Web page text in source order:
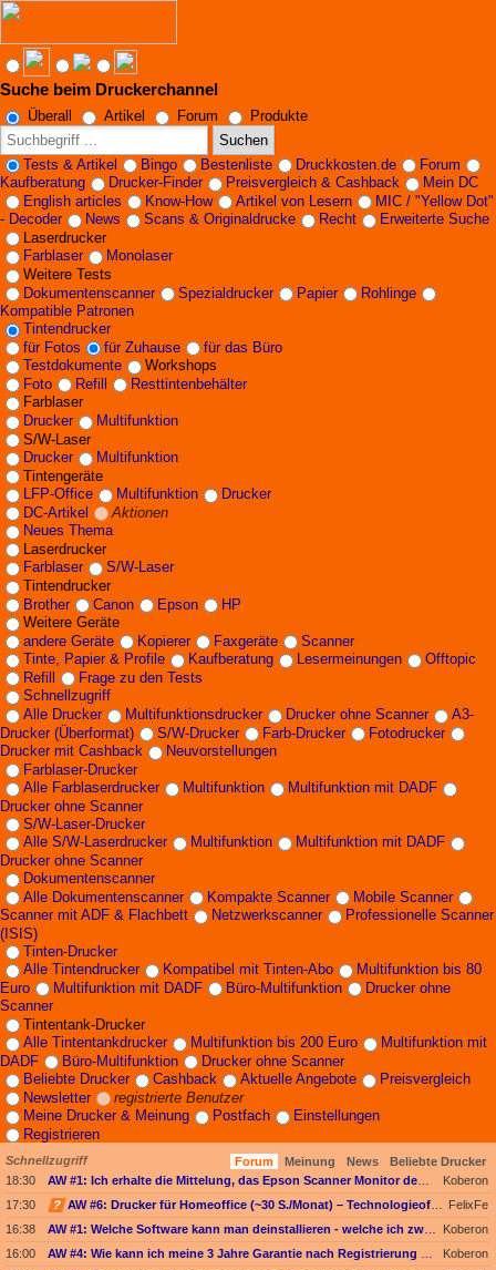
Suche beim Druckerchannel
Überall Artikel Forum
Produkte
Suchen
Tests & Artikel
Bingo Bestenliste Druckkosten.de
Forum
Kaufberatung
Drucker-Finder Preisvergleich & Cashback
Mein DC
English articles
Know-How Artikel von Lesern
MIC / "Yellow Dot"
- Decoder
News Scans & Originaldrucke Recht
Erweiterte Suche
Laserdrucker
Farblaser
Monolaser
Weitere Tests
Dokumentenscanner
Spezialdrucker Papier
Rohlinge
Kompatible Patronen
Tintendrucker
für Fotos
für Zuhause
für das Büro
Testdokumente
Workshops
Foto
Refill
Resttintenbehälter
Farblaser
Drucker
Multifunktion
S/W-Laser
Drucker
Multifunktion
Tintengeräte
LFP-Office
Multifunktion
Drucker
DC-Artikel
Aktionen
Neues Thema
Laserdrucker
Farblaser
S/W-Laser
Tintendrucker
Brother
Canon Epson
HP
Weitere Geräte
andere Geräte
Kopierer Faxgeräte
Scanner
Tinte, Papier & Profile
Kaufberatung Lesermeinungen
Offtopic
Refill
Frage zu den Tests
Schnellzugriff
Alle Drucker
Multifunktionsdrucker Drucker ohne Scanner
A3-
Drucker (Überformat)
S/W-Drucker Farb-Drucker
Fotodrucker
Drucker mit Cashback
Neuvorstellungen
Farblaser-Drucker
Alle Farblaserdrucker
Multifunktion
Multifunktion mit DADF
Drucker ohne Scanner
S/W-Laser-Drucker
Alle S/W-Laserdrucker
Multifunktion
Multifunktion mit DADF
Drucker ohne Scanner
Dokumentenscanner
Alle Dokumentenscanner
Kompakte Scanner
Mobile Scanner
Scanner mit ADF & Flachbett
Netzwerkscanner
Professionelle Scanner
(ISIS)
Tinten-Drucker
Alle Tintendrucker
Kompatibel mit Tinten-Abo
Multifunktion bis 80
Euro
Multifunktion mit DADF Büro-Multifunktion
Drucker ohne
Scanner
Tintentank-Drucker
Alle Tintentankdrucker
Multifunktion bis 200 Euro
Multifunktion mit
DADF
Büro-Multifunktion
Drucker ohne Scanner
Beliebte Drucker
Cashback Aktuelle Angebote
Preisvergleich
Newsletter
registrierte Benutzer
Meine Drucker & Meinung
Postfach
Einstellungen
Registrieren
Schnellzugriff Forum Meinung News
Beliebte Drucker
18:30
Koberon
17:30
?
FelixFe
16:38
Koberon
16:00
Koberon
Angebote werden geladen...